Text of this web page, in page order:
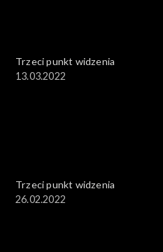
Trzeci punkt widzenia
13.03.2022
Trzeci punkt widzenia
26.02.2022